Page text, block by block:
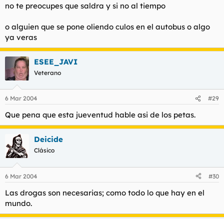
no te preocupes que saldra y si no al tiempo
o alguien que se pone oliendo culos en el autobus o algo
ya veras
ESEE_JAVI
Veterano
6 Mar 2004 #29
Que pena que esta jueventud hable asi de los petas.
Deicide
Clásico
6 Mar 2004 #30
Las drogas son necesarias; como todo lo que hay en el
mundo.